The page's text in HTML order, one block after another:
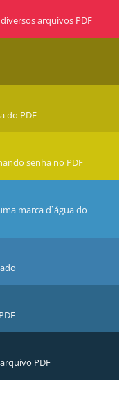
arquivos PDF
do PDF
senha no PDF
marca d`água do
PDF